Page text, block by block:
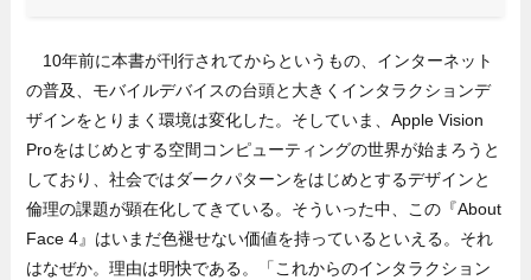
10年前に本書が刊行されてからというもの、インターネット
の普及、モバイルデバイスの台頭と大きくインタラクションデ
ザインをとりまく環境は変化した。そしていま、Apple Vision
Proをはじめとする空間コンピューティングの世界が始まろうと
しており、社会ではダークパターンをはじめとするデザインと
倫理の課題が顕在化してきている。そういった中、この『About
Face 4』はいまだ色褪せない価値を持っているといえる。それ
はなぜか。理由は明快である。「これからのインタラクション